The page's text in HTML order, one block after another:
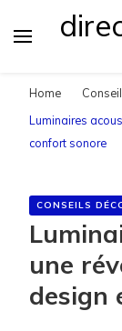
Home
Luminaires
confort sonore
CONSEILS
une
design